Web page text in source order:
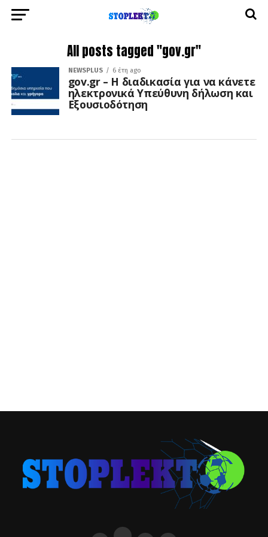
All posts tagged "gov.gr"
NEWSPLUS 6 έτη ago
gov.gr – Η διαδικασία για να κάνετε
ηλεκτρονικά Υπεύθυνη δήλωση και
Εξουσιοδότηση